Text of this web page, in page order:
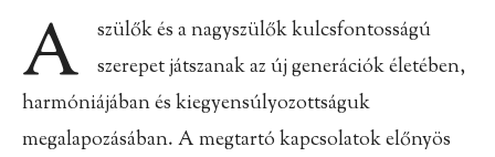
A
szülők és a nagyszülők kulcsfontosságú
szerepet játszanak az új generációk életében,
harmóniájában és kiegyensúlyozottságuk
megalapozásában. A megtartó kapcsolatok előnyös